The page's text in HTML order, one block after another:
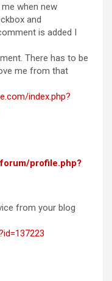
when new
and
is added I
There has to be
me from that
index.php?
profile.php?
from your blog